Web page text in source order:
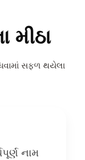
મીઠા
સફળ થયેલા
નામ